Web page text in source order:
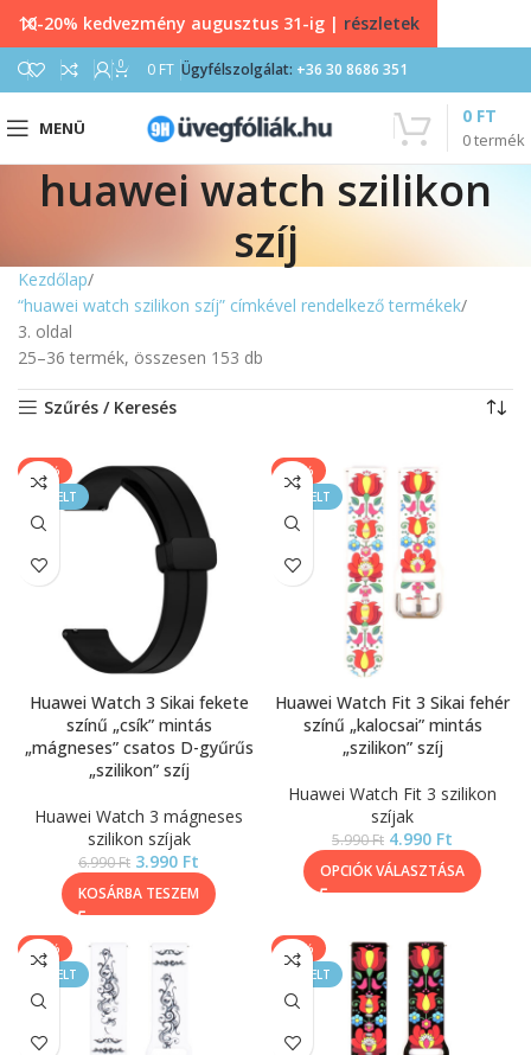
0 0 FT Ügyfélszolgálat: +36 30 8686 351
MENÜ
0termék
0 FT
huawei watch szilikon
szíj
Kezdőlap
“huawei watch szilikon szíj” címkével rendelkező termékek
3. oldal
25–36 termék, összesen 153 db
Szűrés / Keresés
-43%
KIEMELT
Huawei Watch 3 Sikai fekete
színű „csík” mintás
„mágneses” csatos D-gyűrűs
„szilikon” szíj
Huawei Watch 3 mágneses
szilikon szíjak
6.990Ft 3.990 Ft
KOSÁRBA TESZEM
-17%
KIEMELT
Huawei Watch Fit 3 Sikai fehér
színű „kalocsai” mintás
„szilikon” szíj
Huawei Watch Fit 3 szilikon
szíjak
5.990Ft 4.990 Ft
OPCIÓK VÁLASZTÁSA
-17%
KIEMELT
-17%
KIEMELT
10-20% kedvezmény augusztus 31-ig | részletek